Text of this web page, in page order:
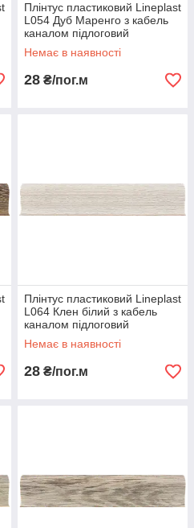
Плінтус пластиковий Lineplast
L054 Дуб Маренго з кабель
каналом підлоговий
пластиковий плінтус
Немає в наявності
28 ₴/пог.м
Плінтус пластиковий Lineplast
L064 Клен білий з кабель
каналом підлоговий
пластиковий плінтус
Немає в наявності
28 ₴/пог.м